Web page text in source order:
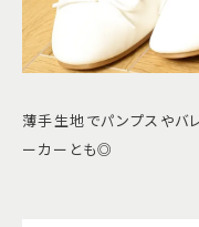
薄手生地でパンプスやバ
ーカーとも◎